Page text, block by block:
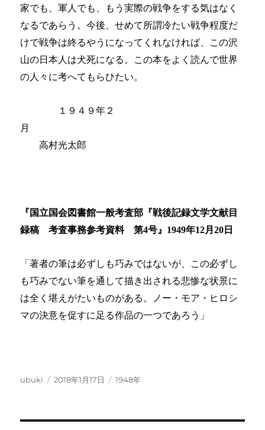
家でも、軍人でも、もう実際の戦争をする気はなく
なるであらう。今後、せめて所謂冷たい戦争程度だ
けで戦争は終るやうになってくれなければ、この沢
山の日本人は犬死になる。この本をよく読んで世界
の人々に考へてもらひたい。
１９４９年２
月
高村光太郎
『国立国会図書館一般考査部『戦後記録文学文献目
録稿 考査事務参考資料 第4号』 1949年12月20 日
「著者の筆は必ずしも巧みではないが、この必ずし
も巧みでない筆を通して描き出される悲惨な状景に
は全く堪えがたいものがある。ノー・モア・ヒロシ
マの決意を促すに足る作品の一つであろう」
投
ubuki
投
2018年1月17日
カ
1948年